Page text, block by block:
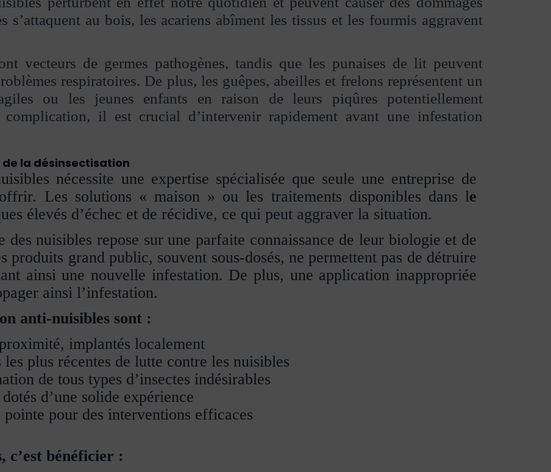
s’attaquent au bois, les acariens abîment les tissus et les fourmis aggravent
vecteurs de germes pathogènes, tandis que les punaises de lit peuvent
respiratoires. De plus, les guêpes, abeilles et frelons représentent un
ou les jeunes enfants en raison de leurs piqûres potentiellement
complication, il est crucial d’intervenir rapidement avant une infestation
la désinsectisation
nécessite une expertise spécialisée que seule une entreprise de
Les solutions « maison » ou les traitements disponibles dans le
élevés d’échec et de récidive, ce qui peut aggraver la situation.
nuisibles repose sur une parfaite connaissance de leur biologie et de
grand public, souvent sous-dosés, ne permettent pas de détruire
ainsi une nouvelle infestation. De plus, une application inappropriée
ainsi l’infestation.
anti-nuisibles sont :
implantés localement
plus récentes de lutte contre les nuisibles
de tous types d’insectes indésirables
d’une solide expérience
pour des interventions efficaces
c’est bénéficier :